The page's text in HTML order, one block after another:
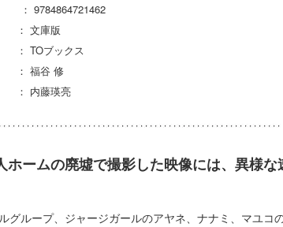
9784864721462
文庫版
： TOブックス
福谷 修
内藤瑛亮
ホームの廃墟で撮影した映像には、異様
グループ、ジャージガールのアヤネ、ナナミ、マユコ